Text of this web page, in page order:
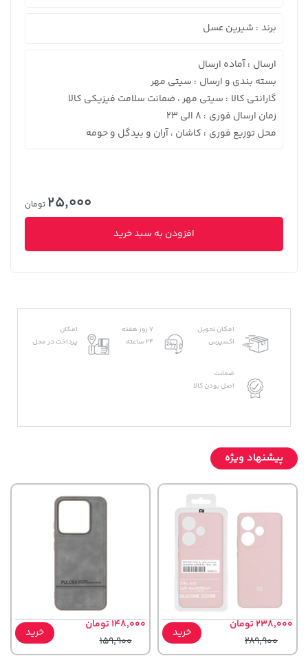
برند : شیرین عسل
ارسال : آماده ارسال
بسته بندی و ارسال : سیتی مهر
گارانتی کالا : سیتی مهر ، ضمانت سلامت فیزیکی کالا
زمان ارسال فوری : 8 الی 23
محل توزیع فوری : کاشان ، آران و بیدگل و حومه
25,000 تومان
افزودن به سبد خرید
امکان تحویل
اکسپرس
7 روز هفته
24 ساعته
امکان
پرداخت در محل
ضمانت
اصل بودن کالا
پیشنهاد ویژه
238,000 تومان
289,900
خرید
148,000 تومان
159,900
خرید